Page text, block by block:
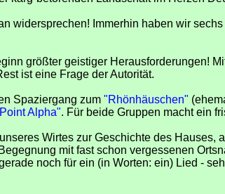
widersprechen! Immerhin haben wir
größter geistiger Herausforderungen!
ist eine Frage der Autorität.
Spaziergang zum "Rhönhäuschen"
Alpha". Für beide Gruppen macht ein
Wirtes zur Geschichte des
mit fast schon vergessenen
noch für ein (in Worten: ein) Lied -